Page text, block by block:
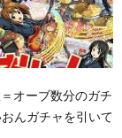
オーブ数分のガチ
んガチャを引いて